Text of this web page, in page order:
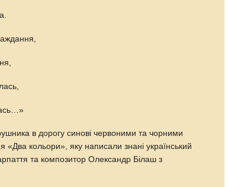
в дорогу синові червоними та чорними
«Два кольори», яку написали знані український
та композитор Олександр Білаш з